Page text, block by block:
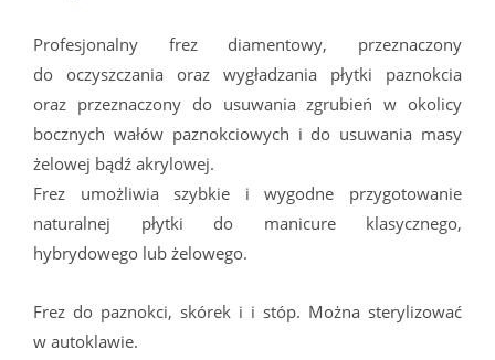
Profesjonalny frez diamentowy, przeznaczony
do oczyszczania oraz wygładzania płytki paznokcia
oraz przeznaczony do usuwania zgrubień w okolicy
bocznych wałów paznokciowych i do usuwania masy
żelowej bądź akrylowej.
Frez umożliwia szybkie i wygodne przygotowanie
naturalnej płytki do manicure klasycznego,
hybrydowego lub żelowego.
Frez do paznokci, skórek i i stóp. Można sterylizować
w autoklawie.